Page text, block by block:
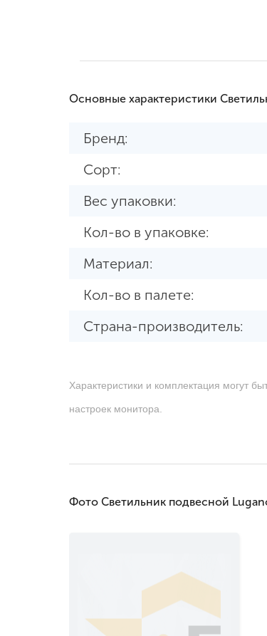
Основные характеристики
Бренд:
Сорт:
Вес упаковки:
Кол-во в упаковке:
Материал:
Кол-во в палете:
Страна-производитель:
Характеристики и комплектация могут
настроек монитора.
Фото Светильник подвесной